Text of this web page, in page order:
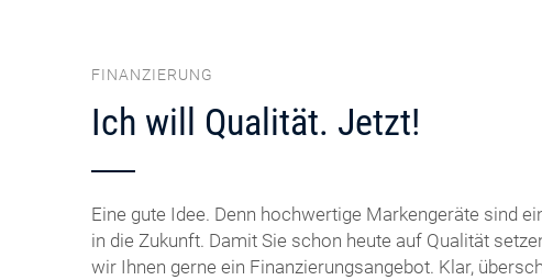
FINANZIERUNG
Ich will Qualität. Jetzt!
Eine gute Idee. Denn hochwertige Markengeräte sind
in die Zukunft. Damit Sie schon heute auf Qualität
wir Ihnen gerne ein Finanzierungsangebot. Klar,